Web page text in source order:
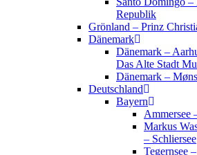
Republik
Grönland – Prinz
Dänemark
Dänemark –
Das Alte Stadt
Dänemark –
Deutschland
Bayern
Ammersee
Markus
– Schliersee
Tegernsee